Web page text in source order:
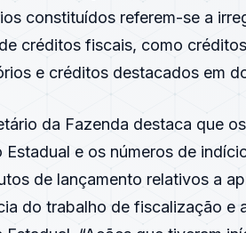
constituídos referem-se a
créditos fiscais, como
e créditos destacados em
da Fazenda destaca que
Estadual e os números de
de lançamento relativos a
do trabalho de fiscalização e